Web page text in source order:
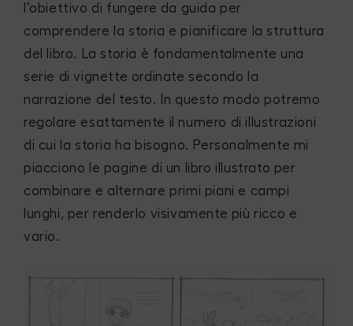
l’obiettivo di fungere da guida per
comprendere la storia e pianificare la struttura
del libro. La storia è fondamentalmente una
serie di vignette ordinate secondo la
narrazione del testo. In questo modo potremo
regolare esattamente il numero di illustrazioni
di cui la storia ha bisogno. Personalmente mi
piacciono le pagine di un libro illustrato per
combinare e alternare primi piani e campi
lunghi, per renderlo visivamente più ricco e
vario.